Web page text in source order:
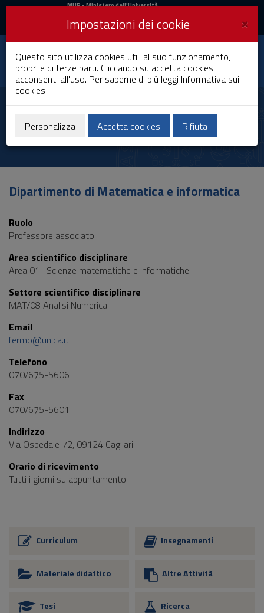
Vai
al
navigazione
sito
al
MIUR
Accedi
MUR- Ministero dell'Università
Accedi UniCA News
Toggle
navigation
Università degli
Studi di Cagliari
Luisa Fermo
Dipartimento di Matematica e informatica
Ruolo
Professore associato
Area scientifico disciplinare
Area 01- Scienze matematiche e informatiche
Settore scientifico disciplinare
MAT/08 Analisi Numerica
Email
fermo@unica.it
Telefono
070/675-5606
Fax
070/675-5601
Indirizzo
Via Ospedale 72, 09124 Cagliari
Orario di ricevimento
Tutti i giorni su appuntamento.
Curriculum Insegnamenti
Materiale didattico Altre Attività
Tesi Ricerca
×
Impostazioni dei cookie
Questo sito utilizza cookies utili al suo funzionamento,
propri e di terze parti. Cliccando su accetta cookies
acconsenti all'uso. Per saperne di più leggi Informativa sui
cookies
Personalizza Accetta cookies Rifiuta